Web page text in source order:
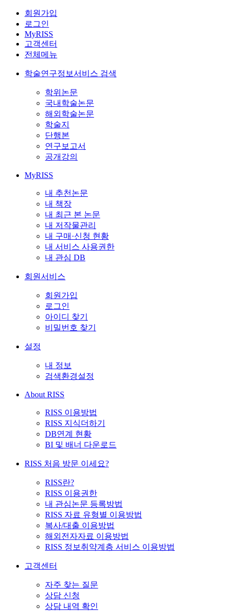
회원가입
로그인
MyRISS
고객센터
전체메뉴
학술연구정보서비스 검색
학위논문
국내학술논문
해외학술논문
학술지
단행본
연구보고서
공개강의
MyRISS
내 추천논문
내 책장
내 최근 본 논문
내 저작물관리
내 구매·신청 현황
내 서비스 사용권한
내 관심 DB
회원서비스
회원가입
로그인
아이디 찾기
비밀번호 찾기
설정
내 정보
검색환경설정
About RISS
RISS 이용방법
RISS 지식더하기
DB연계 현황
BI 및 배너 다운로드
RISS 처음 방문 이세요?
RISS란?
RISS 이용권한
내 관심논문 등록방법
RISS 자료 유형별 이용방법
복사/대출 이용방법
해외전자자료 이용방법
RISS 정보취약계층 서비스 이용방법
고객센터
자주 찾는 질문
상담 신청
상담 내역 확인